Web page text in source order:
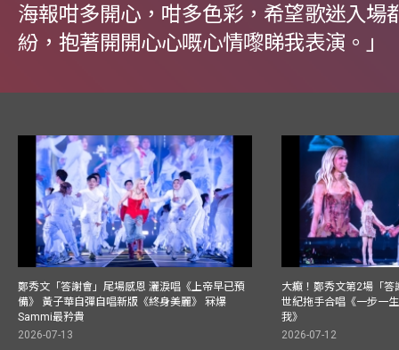
海報咁多開心，咁多色彩，希望歌迷入場
紛，抱著開開心心嘅心情嚟睇我表演。」
鄭秀文「答謝會」尾場感恩 灑淚唱《上帝早已預
備》 黃子華自彈自唱新版《終身美麗》 冧爆
Sammi最矜貴
2026-07-13
大癲！鄭秀文第2場「
世紀拖手合唱《一步一
我》
2026-07-12